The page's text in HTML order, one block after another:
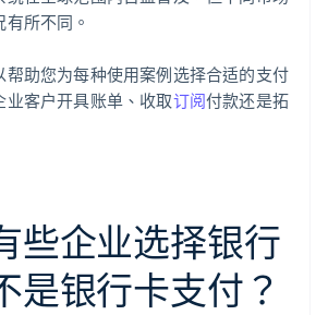
所不同。
帮助您为每种使用案例选择合适的支付
业客户开具账单、收取订阅付款还是拓
些企业选择银行
是银行卡支付？